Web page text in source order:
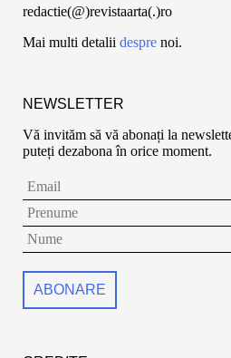
redactie(@)revistaarta(.)ro
Mai multi detalii despre noi.
NEWSLETTER
Vă invităm să vă abonați la
puteți dezabona în orice moment.